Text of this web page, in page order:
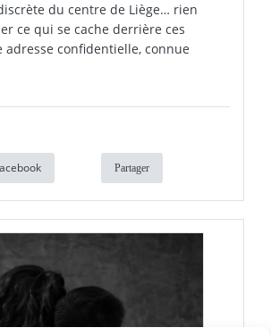
du centre de Liège… rien
ce qui se cache derrière ces
adresse confidentielle, connue
Partager